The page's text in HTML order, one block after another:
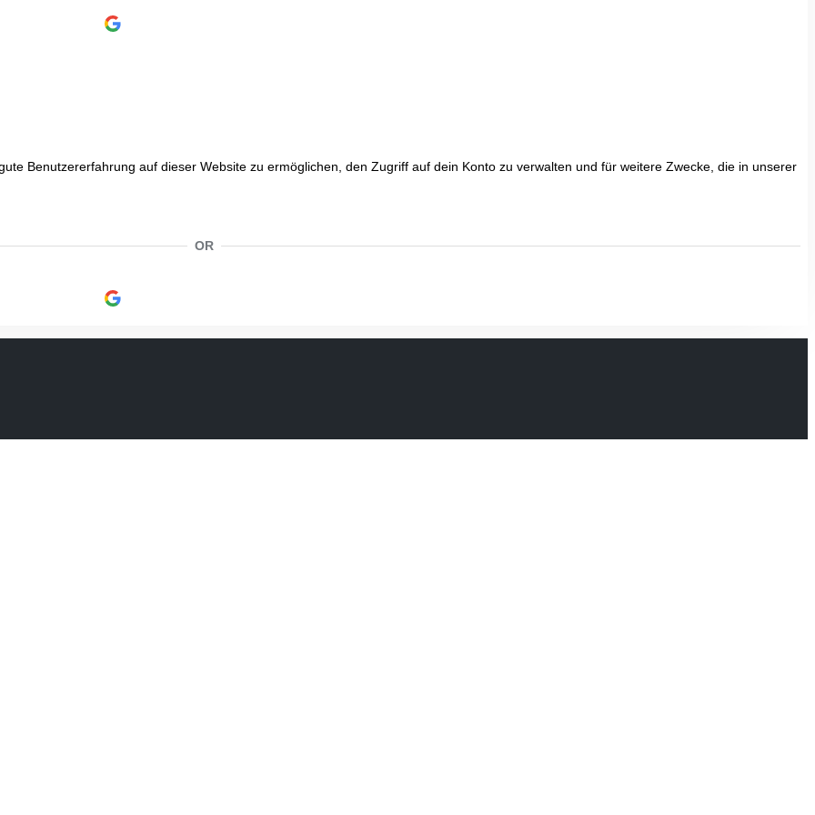
Benutzererfahrung auf dieser Website zu ermöglichen, den Zugriff auf dein Konto zu verwalten und für weitere Zwecke, die in unserer
OR